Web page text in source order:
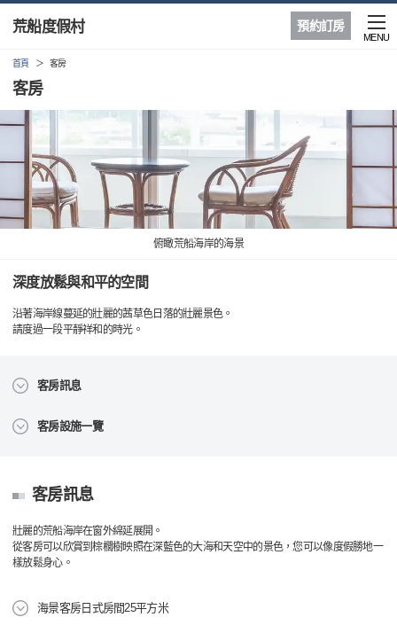
預約訂房
荒船度假村
MENU
首頁 客房
客房
俯瞰荒船海岸的海景
深度放鬆與和平的空間
沿著海岸線蔓延的壯麗的茜草色日落的壯麗景色。
請度過一段平靜祥和的時光。
客房訊息
客房設施一覽
客房訊息
壯麗的荒船海岸在窗外綿延展開。
從客房可以欣賞到棕櫚樹映照在深藍色的大海和天空中的景色，您可以像度假勝地一
樣放鬆身心。
海景客房日式房間25平方米